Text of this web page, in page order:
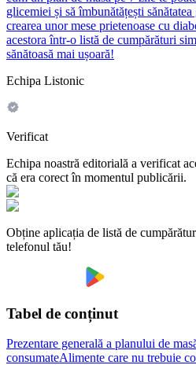
glicemiei și să îmbunătățești
crearea unor mese prietenoase cu
acestora într-o listă de cumpărături
sănătoasă mai ușoară!
Echipa Listonic
Verificat
Echipa noastră editorială a verificat
că era corect în momentul publicării.
Obține aplicația de listă de
telefonul tău!
Tabel de conținut
Prezentare generală a planului de
consumateAlimente care nu trebuie